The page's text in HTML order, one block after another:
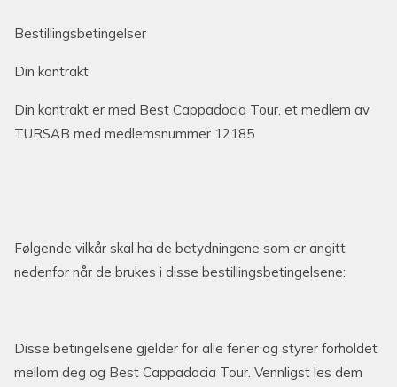
Bestillingsbetingelser
Din kontrakt
Din kontrakt er med Best Cappadocia Tour, et medlem av
TURSAB med medlemsnummer 12185
Følgende vilkår skal ha de betydningene som er angitt
nedenfor når de brukes i disse bestillingsbetingelsene:
Disse betingelsene gjelder for alle ferier og styrer forholdet
mellom deg og Best Cappadocia Tour. Vennligst les dem